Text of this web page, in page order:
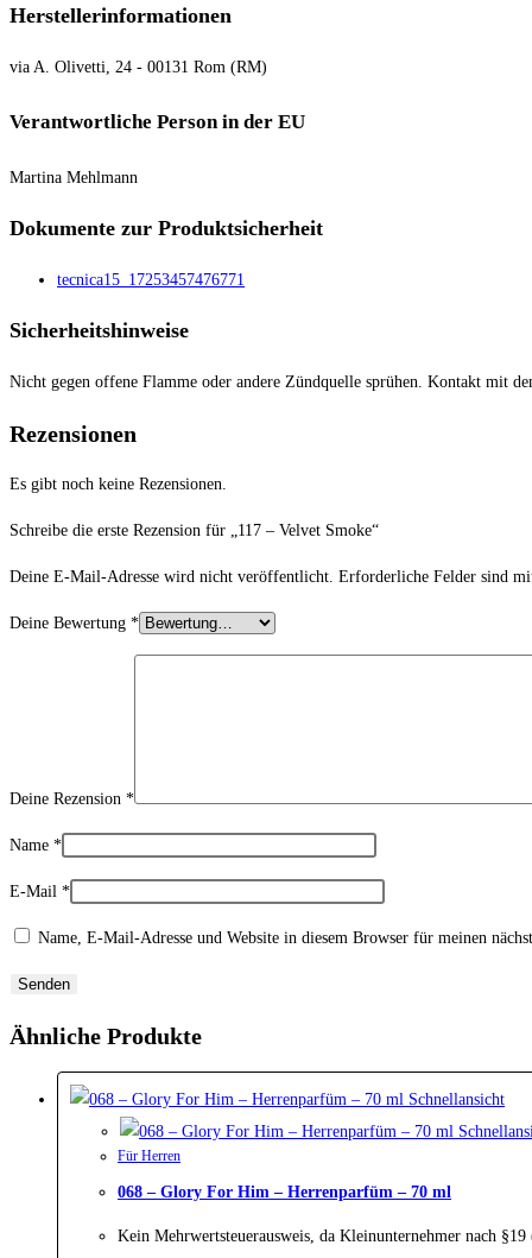
Herstellerinformationen
via A. Olivetti, 24 - 00131 Rom (RM)
Verantwortliche Person in der EU
Martina Mehlmann
Dokumente zur Produktsicherheit
tecnica15_17253457476771
Sicherheitshinweise
Nicht gegen offene Flamme oder andere Zündquelle sprühen. Kontakt mit
Rezensionen
Es gibt noch keine Rezensionen.
Schreibe die erste Rezension für „117 – Velvet Smoke“
Deine E-Mail-Adresse wird nicht veröffentlicht. Erforderliche Felder sind
Deine Bewertung *
Deine Rezension *
Name *
E-Mail *
Name, E-Mail-Adresse und Website in diesem Browser für meinen
Ähnliche Produkte
Schnellansicht
Für Herren
068 – Glory For Him – Herrenparfüm – 70 ml
Kein Mehrwertsteuerausweis, da Kleinunternehmer nach